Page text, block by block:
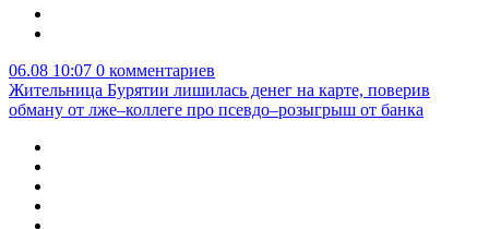
06.08 10:07 0 комментариев
Жительница Бурятии лишилась денег на карте, поверив
обману от лже–коллеге про псевдо–розыгрыш от банка